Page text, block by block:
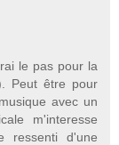
le pas pour la
Peut être pour
avec un
m'interesse
ressenti d'une